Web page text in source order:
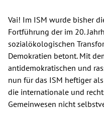
Vai! Im ISM wurde bisher
Fortführung der im 20.
sozialökologischen
Demokratien betont. Mit
antidemokratischen und
nun für das ISM heftiger
die internationale und
Gemeinwesen nicht